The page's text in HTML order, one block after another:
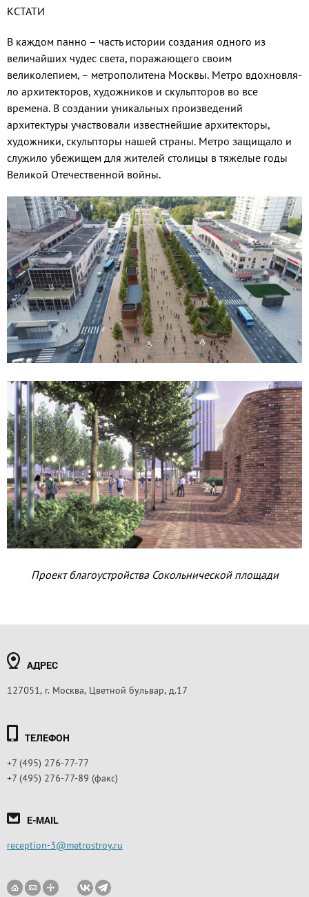
КСТАТИ
В каждом панно – часть истории соз­дания одного из
величайших чудес света, поражающего своим
великолепием, – ме­трополитена Москвы. Метро вдохновля­
ло архитекторов, художников и скульпто­ров во все
времена. В создании уникальных произведений
архитектуры участвова­ли известнейшие архитекторы,
художни­ки, скульпторы нашей страны. Метро за­щищало и
служило убежищем для жителей столицы в тяжелые годы
Великой Отече­ственной войны.
Проект благоустройства Сокольнической площади
АДРЕС
127051, г. Москва, Цветной бульвар, д.17
ТЕЛЕФОН
+7 (495) 276-77-77
+7 (495) 276-77-89 (факс)
E-MAIL
reception-3@metrostroy.ru